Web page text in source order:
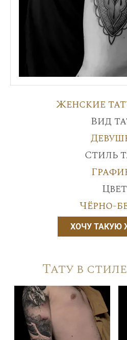
Женские
Вид
Стиль
Цвет
Чёрно-
ХОЧУ ТАКУЮ
Тату в стиле